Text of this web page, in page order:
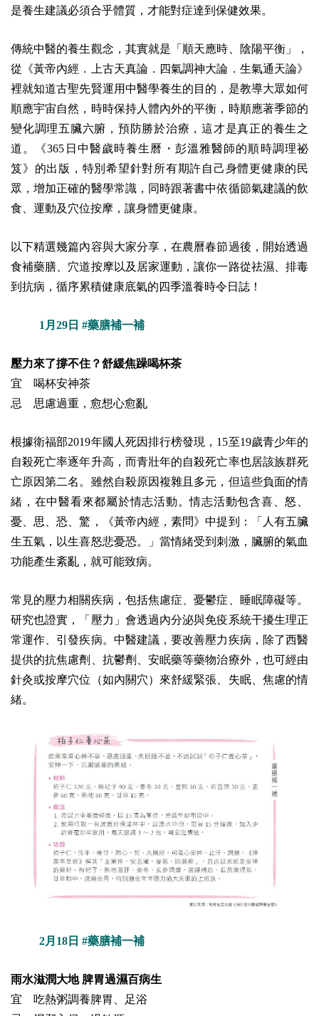
是養生建議必須合乎體質，才能對症達到保健效果。
傳統中醫的養生觀念，其實就是「順天應時、陰陽平衡」，
從《黃帝內經．上古天真論．四氣調神大論．生氣通天論》
裡就知道古聖先賢運用中醫學養生的目的，是教導大眾如何
順應宇宙自然，時時保持人體內外的平衡，時順應著季節的
變化調理五臟六腑，預防勝於治療，這才是真正的養生之
道。《365日中醫歲時養生曆・彭溫雅醫師的順時調理祕
笈》的出版，特別希望針對所有期許自己身體更健康的民
眾，增加正確的醫學常識，同時跟著書中依循節氣建議的飲
食、運動及穴位按摩，讓身體更健康。
以下精選幾篇內容與大家分享，在農曆春節過後，開始透過
食補藥膳、穴道按摩以及居家運動，讓你一路從祛濕、排毒
到抗病，循序累積健康底氣的四季溫養時令日誌！
1月29日 #藥膳補一補
壓力來了撐不住？舒緩焦躁喝杯茶
宜 喝杯安神茶
忌 思慮過重，愈想心愈亂
根據衛福部2019年國人死因排行榜發現，15至19歲青少年的
自殺死亡率逐年升高，而青壯年的自殺死亡率也居該族群死
亡原因第二名。雖然自殺原因複雜且多元，但這些負面的情
緒，在中醫看來都屬於情志活動。情志活動包含喜、怒、
憂、思、恐、驚，《黃帝內經，素問》中提到：「人有五臟
生五氣，以生喜怒悲憂恐。」當情緒受到刺激，臟腑的氣血
功能產生紊亂，就可能致病。
常見的壓力相關疾病，包括焦慮症、憂鬱症、睡眠障礙等。
研究也證實，「壓力」會透過內分泌與免疫系統干擾生理正
常運作、引發疾病。中醫建議，要改善壓力疾病，除了西醫
提供的抗焦慮劑、抗鬱劑、安眠藥等藥物治療外，也可經由
針灸或按摩穴位（如內關穴）來舒緩緊張、失眠、焦慮的情
緒。
2月18日 #藥膳補一補
雨水滋潤大地 脾胃過濕百病生
宜 吃熱粥調養脾胃、足浴